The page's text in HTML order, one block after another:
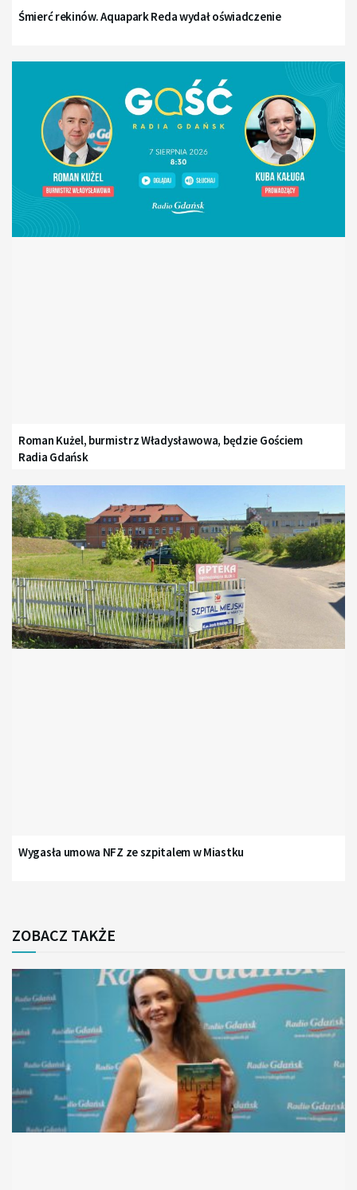
Śmierć rekinów. Aquapark Reda wydał oświadczenie
Roman Kużel, burmistrz Władysławowa, będzie Gościem
Radia Gdańsk
Wygasła umowa NFZ ze szpitalem w Miastku
ZOBACZ TAKŻE